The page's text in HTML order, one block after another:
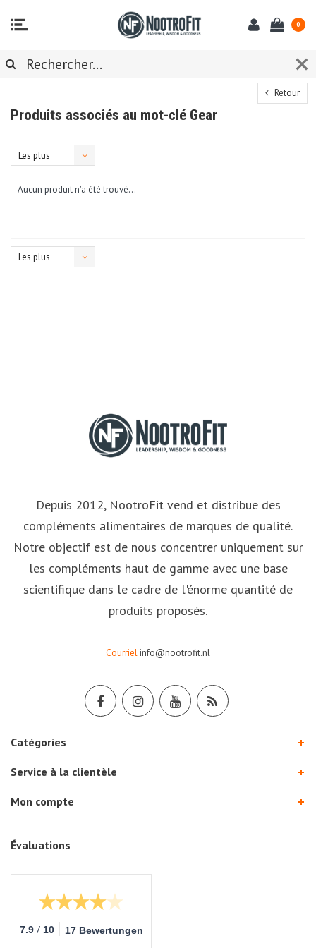
0
Retour
Produits associés au mot-clé Gear
Les plus
Aucun produit n'a été trouvé...
Les plus
Depuis 2012, NootroFit vend et distribue des
compléments alimentaires de marques de qualité.
Notre objectif est de nous concentrer uniquement sur
les compléments haut de gamme avec une base
scientifique dans le cadre de l'énorme quantité de
produits proposés.
Courrielinfo@nootrofit.nl
Catégories
Service à la clientèle
Mon compte
Évaluations
7.9 / 10 17 Bewertungen